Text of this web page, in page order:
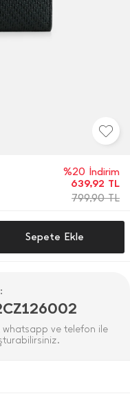
%20 İndirim
639,92 TL
799,90TL
Sepete Ekle
whatsapp ve telefon ile